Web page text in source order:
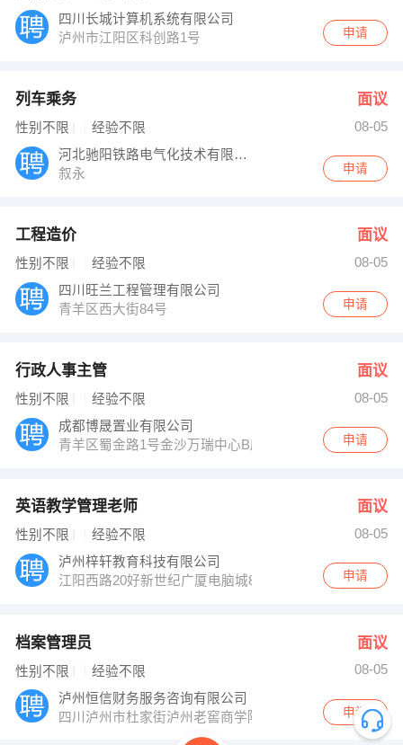
四川长城计算机系统有限公司
泸州市江阳区科创路1号
申请
列车乘务 面议
性别不限 经验不限
08-05
河北驰阳铁路电气化技术有限公司
叙永
申请
工程造价 面议
性别不限 经验不限
08-05
四川旺兰工程管理有限公司
青羊区西大街84号
申请
行政人事主管 面议
性别不限 经验不限
08-05
成都博晟置业有限公司
青羊区蜀金路1号金沙万瑞中心B座2101
申请
英语教学管理老师 面议
性别不限 经验不限
08-05
泸州梓轩教育科技有限公司
江阳西路20好新世纪广厦电脑城8-2
申请
档案管理员 面议
性别不限 经验不限
08-05
泸州恒信财务服务咨询有限公司
四川泸州市杜家街泸州老窖商学院内（醇香园与明泰花园
申请